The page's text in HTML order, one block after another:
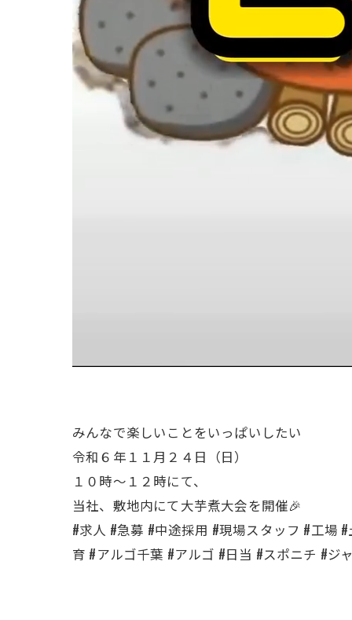
みんなで楽しいことをいっぱいしたい
令和６年１１月２４日（日）
１０時〜１２時にて、
当社、敷地内にて大芋煮大会を開催🎉
#求人 #急募 #中途採用 #現場スタッフ #工場
育 #アルゴ千葉 #アルゴ #日当 #スポニチ #ジ